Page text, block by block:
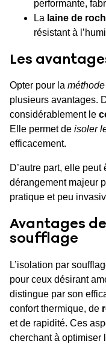
performante,
La laine de
résistant à
Les
Opter pour la
plusieurs avantages.
considérablement le
Elle permet de isoler
efficacement.
D’autre part, elle
dérangement majeur
pratique et peu
Avantages
soufflage
L’isolation par
pour ceux désirant
distingue par son
confort thermique, de
et de rapidité. Ces
cherchant à optimiser